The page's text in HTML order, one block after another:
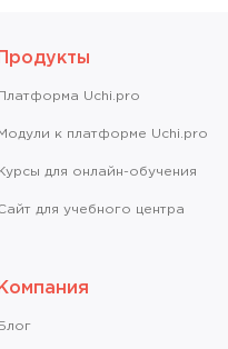
Продукты
Платформа Uchi.pro
Модули к платформе Uchi.pro
Курсы для онлайн-обучения
для учебного центра
Компания
Блог